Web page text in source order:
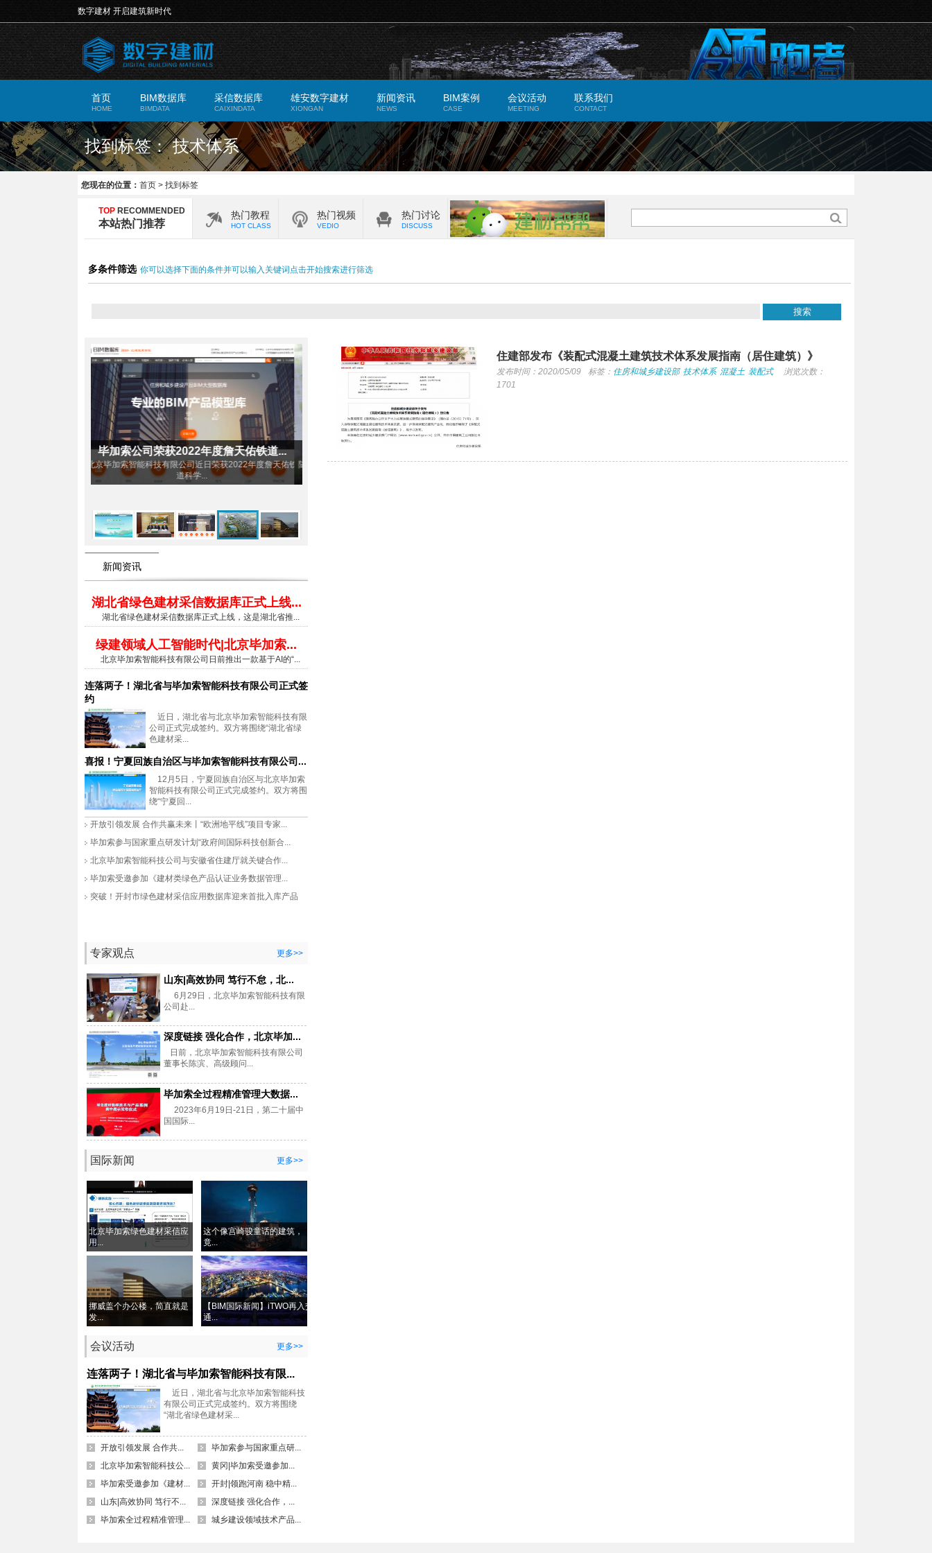
数字建材 开启建筑新时代
首页
HOME
BIM数据库
BIMDATA
采信数据库
CAIXINDATA
雄安数字建材
XIONGAN
新闻资讯
NEWS
BIM案例
CASE
会议活动
MEETING
联系我们
CONTACT
找到标签： 技术体系
您现在的位置： 首页 > 找到标签
TOP RECOMMENDED
本站热门推荐
热门教程
HOT CLASS
热门视频
VEDIO
热门讨论
DISCUSS
多条件筛选 你可以选择下面的条件并可以输入关键词点击开始搜索进行筛选
荣获2022年度詹天佑铁
天府机场明挖深基坑隧道施工BIM技...
随着六公司加大科技研发和技术攻关力度，2020年伊始，
六公司...
挪威盖个办公楼，简直就是发电厂！...
前不久，挪威建成了一栋办公楼，号称迄今为止最绿色的
新闻资讯
湖北省绿色建材采信数据库正式上线...
湖北省绿色建材采信数据库正式上线，这是湖北省推...
绿建领域人工智能时代|北京毕加索...
北京毕加索智能科技有限公司日前推出一款基于AI的“...
连落两子！湖北省与毕加索智能科技有限公司正式签
约
近日，湖北省与北京毕加索智能科技有限
公司正式完成签约。双方将围绕“湖北省绿
色建材采...
喜报！宁夏回族自治区与毕加索智能科技有限公司...
12月5日，宁夏回族自治区与北京毕加索
智能科技有限公司正式完成签约。双方将围
绕“宁夏回...
开放引领发展 合作共赢未来丨“欧洲地平线”项目专家...
毕加索参与国家重点研发计划“政府间国际科技创新合...
北京毕加索智能科技公司与安徽省住建厅就关键合作...
毕加索受邀参加《建材类绿色产品认证业务数据管理...
突破！开封市绿色建材采信应用数据库迎来首批入库产品
专家观点 更多>>
山东|高效协同 笃行不怠，北...
6月29日，北京毕加索智能科技有限
公司赴...
深度链接 强化合作，北京毕加...
日前，北京毕加索智能科技有限公司
董事长陈滨、高级顾问...
毕加索全过程精准管理大数据...
2023年6月19日-21日，第二十届中
国国际...
国际新闻 更多>>
北京毕加索绿色建材采信应
用...
这个像宫崎骏童话的建筑，
竟...
挪威盖个办公楼，简直就是
发...
【BIM国际新闻】iTWO再入交
通...
会议活动 更多>>
连落两子！湖北省与毕加索智能科技有限...
近日，湖北省与北京毕加索智能科技
有限公司正式完成签约。双方将围绕
“湖北省绿色建材采...
开放引领发展 合作共...
毕加索参与国家重点研...
北京毕加索智能科技公...
黄冈|毕加索受邀参加...
毕加索受邀参加《建材...
开封|领跑河南 稳中精...
山东|高效协同 笃行不...
深度链接 强化合作，...
毕加索全过程精准管理...
城乡建设领域技术产品...
住建部发布《装配式混凝土建筑技术体系发展指南（居住建筑）》
发布时间：2020/05/09 标签： 住房和城乡建设部 技术体系 混凝土 装配式
浏览次数：
1701